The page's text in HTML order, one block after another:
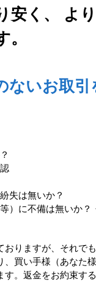
安く、 よ
ないお取
失は無いか？
）に不備は無いか
おりますが、それで
、買い手様（あなた
す。返金をお約束す